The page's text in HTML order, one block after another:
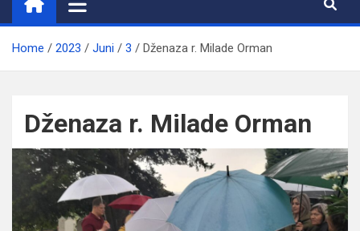
Home 2023 Juni 3 Dženaza r. Milade Orman
Dženaza r. Milade Orman